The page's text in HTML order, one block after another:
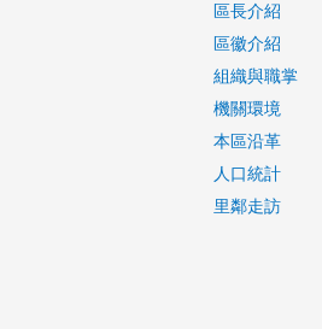
區長介紹
區徽介紹
組織與職掌
機關環境
本區沿革
人口統計
里鄰走訪